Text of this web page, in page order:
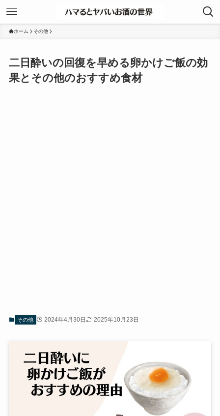
ホーム その他
二日酔いの回復を早める卵かけご飯の効
果とその他のおすすめ食材
その他 2024年4月30日 2025年10月23日